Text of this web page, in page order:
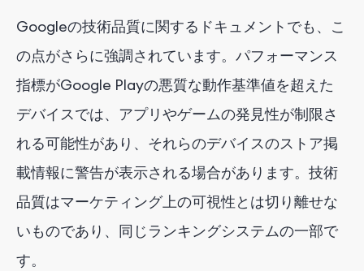
Googleの技術品質に関するドキュメントでも、こ
の点がさらに強調されています。パフォーマンス
指標がGoogle Playの悪質な動作基準値を超えた
デバイスでは、アプリやゲームの発見性が制限さ
れる可能性があり、それらのデバイスのストア掲
載情報に警告が表示される場合があります。技術
品質はマーケティング上の可視性とは切り離せな
いものであり、同じランキングシステムの一部で
す。